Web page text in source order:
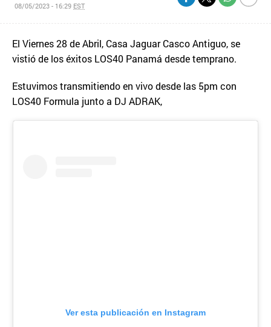
08/05/2023 - 16:29 EST
El Viernes 28 de Abril, Casa Jaguar Casco Antiguo, se
vistió de los éxitos LOS40 Panamá desde temprano.
Estuvimos transmitiendo en vivo desde las 5pm con
LOS40 Formula junto a DJ ADRAK,
Ver esta publicación en Instagram